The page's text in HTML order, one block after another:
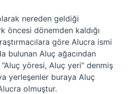
nereden geldiği
öncesi dönemden kaldığı
göre Alucra ismi
bulunan Aluç ağacından
yöresi, Aluç yeri” denmiş
yerleşenler buraya Aluç
olmuştur.